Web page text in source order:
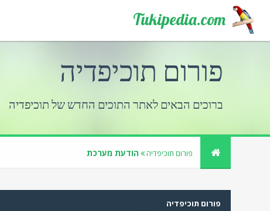
Tukipedia.com
פורום תוכיפדיה
ברוכים הבאים לאתר התוכים החדש של תוכיפדיה
פורום תוכיפדיה הודעת מערכת
פורום תוכיפדיה